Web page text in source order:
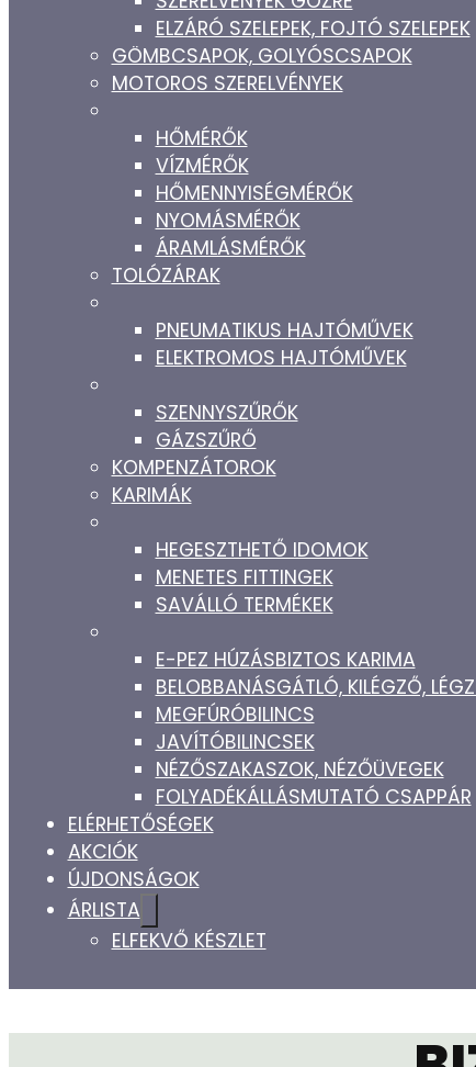
ELZÁRÓ SZELEPEK, FOJTÓ SZELEPEK
GÖMBCSAPOK, GOLYÓSCSAPOK
MOTOROS SZERELVÉNYEK
HŐMÉRŐK
VÍZMÉRŐK
HŐMENNYISÉGMÉRŐK
NYOMÁSMÉRŐK
ÁRAMLÁSMÉRŐK
TOLÓZÁRAK
PNEUMATIKUS HAJTÓMŰVEK
ELEKTROMOS HAJTÓMŰVEK
SZENNYSZŰRŐK
GÁZSZŰRŐ
KOMPENZÁTOROK
KARIMÁK
HEGESZTHETŐ IDOMOK
MENETES FITTINGEK
SAVÁLLÓ TERMÉKEK
E-PEZ HÚZÁSBIZTOS KARIMA
BELOBBANÁSGÁTLÓ, KILÉGZŐ,
MEGFÚRÓBILINCS
JAVÍTÓBILINCSEK
NÉZŐSZAKASZOK, NÉZŐÜVEGEK
FOLYADÉKÁLLÁSMUTATÓ CSAPPÁR
ELÉRHETŐSÉGEK
AKCIÓK
ÚJDONSÁGOK
ÁRLISTA
ELFEKVŐ KÉSZLET